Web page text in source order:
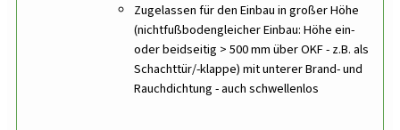
Zugelassen für den Einbau in großer Höhe
(nichtfußbodengleicher Einbau: Höhe ein-
oder beidseitig > 500 mm über OKF - z.B. als
Schachttür/-klappe) mit unterer Brand- und
Rauchdichtung - auch schwellenlos